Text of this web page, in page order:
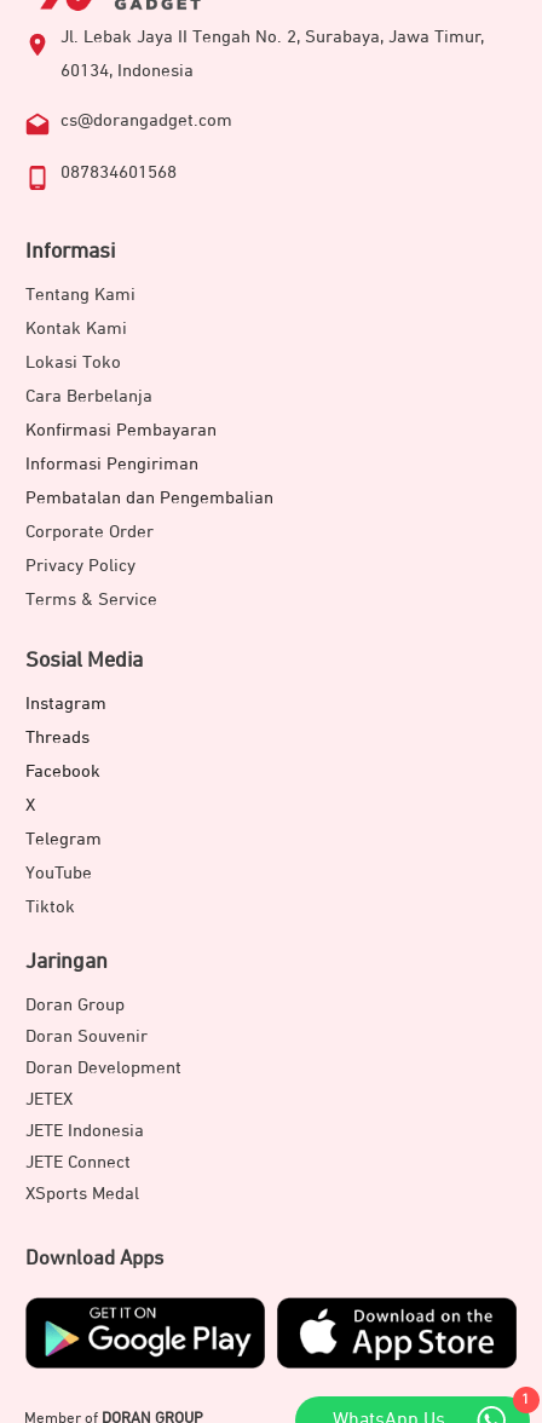
Jl. Lebak Jaya II Tengah No. 2, Surabaya, Jawa Timur,
60134, Indonesia
cs@dorangadget.com
087834601568
Informasi
Tentang Kami
Kontak Kami
Lokasi Toko
Cara Berbelanja
Konfirmasi Pembayaran
Informasi Pengiriman
Pembatalan dan Pengembalian
Corporate Order
Privacy Policy
Terms & Service
Sosial Media
Instagram
Threads
Facebook
X
Telegram
YouTube
Tiktok
Jaringan
Doran Group
Doran Souvenir
Doran Development
JETEX
JETE Indonesia
JETE Connect
XSports Medal
Download Apps
Member of DORAN GROUP
1